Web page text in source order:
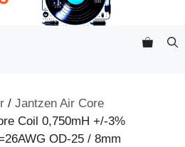
/ Jantzen Air Core
Coil 0,750mH +/-3%
OD-25 / 8mm